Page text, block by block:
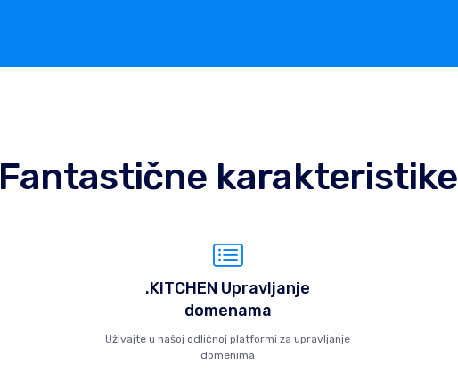
Fantastične karakteristike
.KITCHEN Upravljanje
domenama
Uživajte u našoj odličnoj platformi za upravljanje
domenima